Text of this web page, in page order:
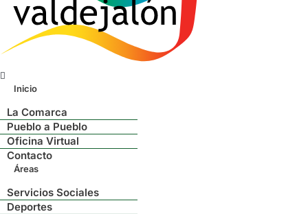
Menú
Inicio
La Comarca
Pueblo a Pueblo
Oficina Virtual
Contacto
Áreas
Servicios Sociales
Deportes